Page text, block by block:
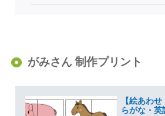
がみさん 制作プリント
【絵あわ
らがな・英